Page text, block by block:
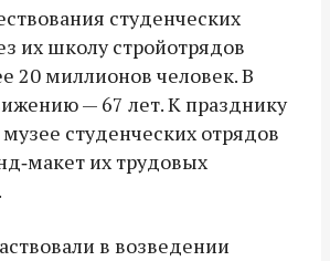
студенческих
их школу стройотрядов
20 миллионов человек. В
— 67 лет. К празднику
студенческих отрядов
их трудовых
в возведении